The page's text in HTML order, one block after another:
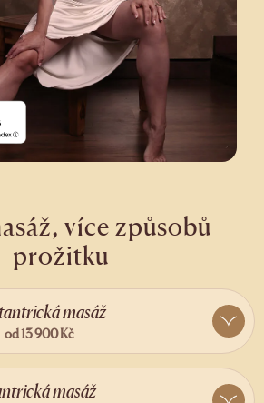
více způsobů
prožitku
masáž
od13 900 Kč
masáž